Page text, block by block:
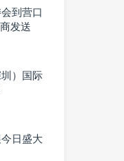
到营口
发送
）国际
日盛大